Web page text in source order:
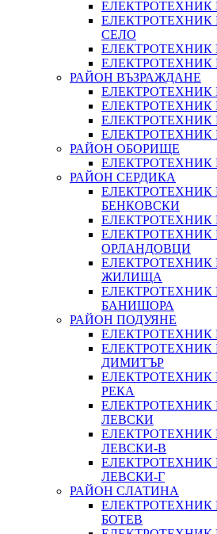
ЕЛЕКТРОТЕХНИК
ЕЛЕКТРОТЕХНИК
СЕЛО
ЕЛЕКТРОТЕХНИК
ЕЛЕКТРОТЕХНИК
РАЙОН ВЪЗРАЖДАНЕ
ЕЛЕКТРОТЕХНИК
ЕЛЕКТРОТЕХНИК
ЕЛЕКТРОТЕХНИК
ЕЛЕКТРОТЕХНИК
РАЙОН ОБОРИЩЕ
ЕЛЕКТРОТЕХНИК
РАЙОН СЕРДИКА
ЕЛЕКТРОТЕХНИК
БЕНКОВСКИ
ЕЛЕКТРОТЕХНИК
ОРЛАНДОВЦИ
ЖИЛИЩА
ЕЛЕКТРОТЕХНИК
БАНИШОРА
РАЙОН ПОДУЯНЕ
ЕЛЕКТРОТЕХНИК
ДИМИТЪР
ЕЛЕКТРОТЕХНИК
РЕКА
ЕЛЕКТРОТЕХНИК
ЛЕВСКИ
ЕЛЕКТРОТЕХНИК
ЛЕВСКИ-В
ЕЛЕКТРОТЕХНИК
ЛЕВСКИ-Г
РАЙОН СЛАТИНА
ЕЛЕКТРОТЕХНИК
БОТЕВ